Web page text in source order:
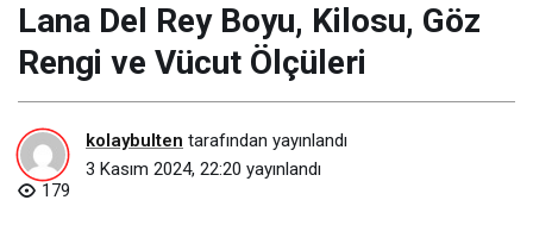
Lana Del Rey Boyu, Kilosu, Göz
Rengi ve Vücut Ölçüleri
kolaybulten tarafından yayınlandı
3 Kasım 2024, 22:20 yayınlandı
179